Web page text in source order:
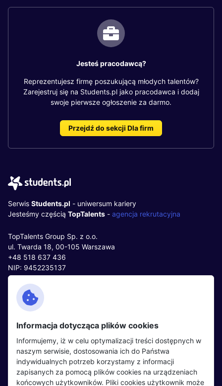
Jesteś pracodawcą?
Reprezentujesz firmę poszukującą młodych talentów?
Zarejestruj się na Students.pl jako pracodawca i dodaj
swoje pierwsze ogłoszenie za darmo.
Przejdź do sekcji Dla firm
Serwis Students.pl - uniwersum kariery
Jesteśmy częścią TopTalents - agencja rekrutacyjna
TopTalents Group Sp. z o.o.
ul. Twarda 18, 00-105 Warszawa
+48 518 637 436
NIP: 9452235137
Kontakt
Facebook
Twitter
LinkedIn
Partnerzy
Wydarzenia
Kandydaci Pracodawcy
Informacja dotycząca plików cookies
Informujemy, iż w celu optymalizacji treści dostępnych w
naszym serwisie, dostosowania ich do Państwa
indywidualnych potrzeb korzystamy z informacji
zapisanych za pomocą plików cookies na urządzeniach
końcowych użytkowników. Pliki cookies użytkownik może